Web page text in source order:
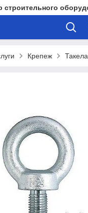
Крепеж